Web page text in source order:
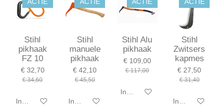
Stihl
pikhaak
FZ 10
€ 32,70
€ 34,60
In winkelwagen
Stihl
manuele
pikhaak
€ 42,10
€ 45,50
In winkelwagen
Stihl Alu
pikhaak
€ 109,00
€ 117,00
In winkelwagen
Stihl
Zwitsers
kapmes
€ 27,50
€ 31,40
In winkelwagen